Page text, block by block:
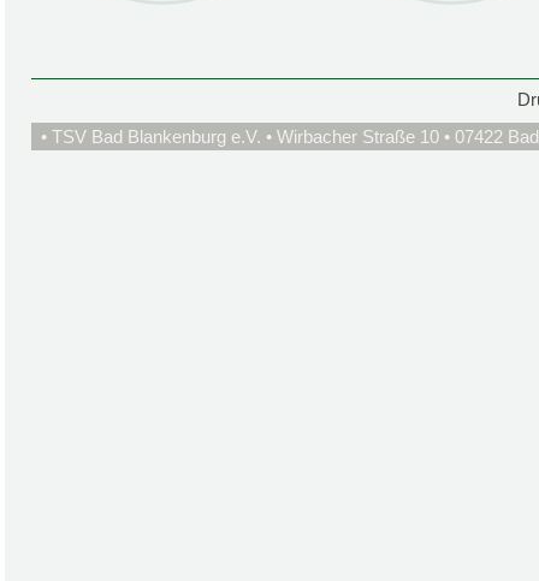
• TSV Bad Blankenburg e.V. • Wirbacher Straße 10 • 07422